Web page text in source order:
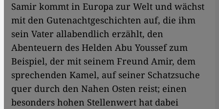
Samir kommt in Europa zur Welt und wächst
mit den Gutenachtgeschichten auf, die ihm
sein Vater allabendlich erzählt, den
Abenteuern des Helden Abu Youssef zum
Beispiel, der mit seinem Freund Amir, dem
sprechenden Kamel, auf seiner Schatzsuche
quer durch den Nahen Osten reist; einen
besonders hohen Stellenwert hat dabei